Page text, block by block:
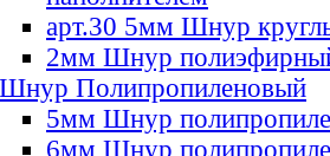
арт.30 5мм Шнур
2мм Шнур
Шнур Полипропиленовый
5мм Шнур
6мм Шнур